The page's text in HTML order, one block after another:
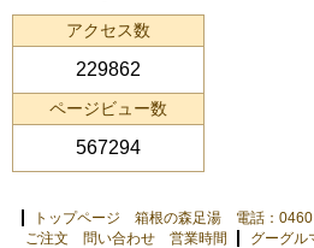
アクセス数
229862
ページビュー数
567294
トップページ 箱根の森足湯 電話：0460
ご注文 問い合わせ 営業時間
グーグル